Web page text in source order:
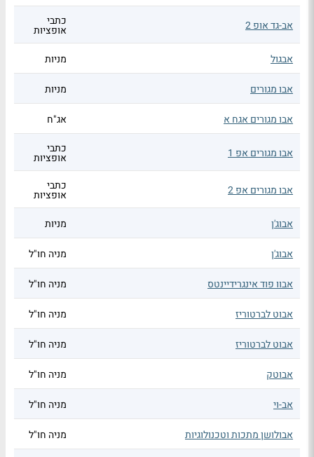
אב-גד אופ 2 כתבי
אופציות
אבגול
מניות
אבו מגורים מניות
אבו מגורים אגח א אג"ח
אבו מגורים אפ 1 כתבי
אופציות
אבו מגורים אפ 2 כתבי
אופציות
אבוג'ן
מניות
אבוג'ן מניה חו"ל
אבוו פוד אינגרידיינטס מניה חו"ל
אבוט לברטוריז מניה חו"ל
אבוט לברטוריז מניה חו"ל
אבוטק מניה חו"ל
אב-וי מניה חו"ל
אבולושן מתכות וטכנולוגיות מניה חו"ל